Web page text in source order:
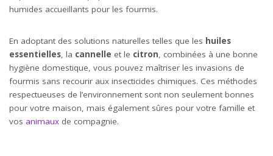
humides accueillants pour les fourmis.
En adoptant des solutions naturelles telles que les huiles
essentielles, la cannelle et le citron, combinées à une bonne
hygiène domestique, vous pouvez maîtriser les invasions de
fourmis sans recourir aux insecticides chimiques. Ces méthodes
respectueuses de l’environnement sont non seulement bonnes
pour votre maison, mais également sûres pour votre famille et
vos animaux de compagnie.